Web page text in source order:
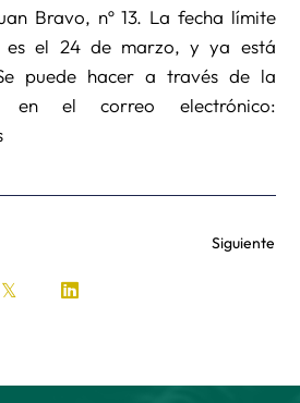
Bravo, nº 13. La fecha límite
es el 24 de marzo, y ya está
puede hacer a través de la
el correo electrónico:
Siguiente